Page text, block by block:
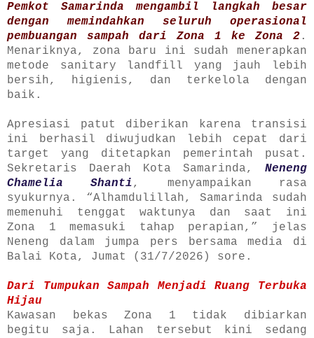
Pemkot Samarinda mengambil langkah besar
dengan memindahkan seluruh operasional
pembuangan sampah dari Zona 1 ke Zona 2 .
Menariknya, zona baru ini sudah menerapkan
metode sanitary landfill yang jauh lebih
bersih, higienis, dan terkelola dengan
baik.
Apresiasi patut diberikan karena transisi
ini berhasil diwujudkan lebih cepat dari
target yang ditetapkan pemerintah pusat.
Sekretaris Daerah Kota Samarinda, Neneng
Chamelia Shanti, menyampaikan rasa
syukurnya. “Alhamdulillah, Samarinda sudah
memenuhi tenggat waktunya dan saat ini
Zona 1 memasuki tahap perapian,” jelas
Neneng dalam jumpa pers bersama media di
Balai Kota, Jumat (31/7/2026) sore.
Dari Tumpukan Sampah Menjadi Ruang Terbuka
Hijau
Kawasan bekas Zona 1 tidak dibiarkan
begitu saja. Lahan tersebut kini sedang